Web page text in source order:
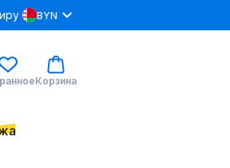
BYN
Корзина